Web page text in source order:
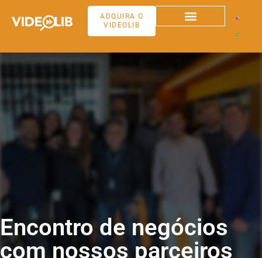
ADQUIRA O
VIDEOLIB
Encontro de negócios
com nossos parceiros